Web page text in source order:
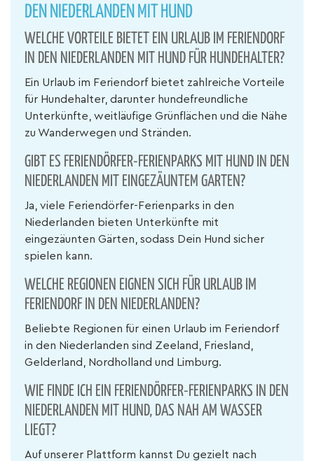
DEN NIEDERLANDEN MIT HUND
WELCHE VORTEILE BIETET EIN URLAUB IM FERIENDORF
IN DEN NIEDERLANDEN MIT HUND FÜR HUNDEHALTER?
Ein Urlaub im Feriendorf bietet zahlreiche Vorteile
für Hundehalter, darunter hundefreundliche
Unterkünfte, weitläufige Grünflächen und die Nähe
zu Wanderwegen und Stränden.
GIBT ES FERIENDÖRFER-FERIENPARKS MIT HUND IN DEN
NIEDERLANDEN MIT EINGEZÄUNTEM GARTEN?
Ja, viele Feriendörfer-Ferienparks in den
Niederlanden bieten Unterkünfte mit
eingezäunten Gärten, sodass Dein Hund sicher
spielen kann.
WELCHE REGIONEN EIGNEN SICH FÜR URLAUB IM
FERIENDORF IN DEN NIEDERLANDEN?
Beliebte Regionen für einen Urlaub im Feriendorf
in den Niederlanden sind Zeeland, Friesland,
Gelderland, Nordholland und Limburg.
WIE FINDE ICH EIN FERIENDÖRFER-FERIENPARKS IN DEN
NIEDERLANDEN MIT HUND, DAS NAH AM WASSER
LIEGT?
Auf unserer Plattform kannst Du gezielt nach